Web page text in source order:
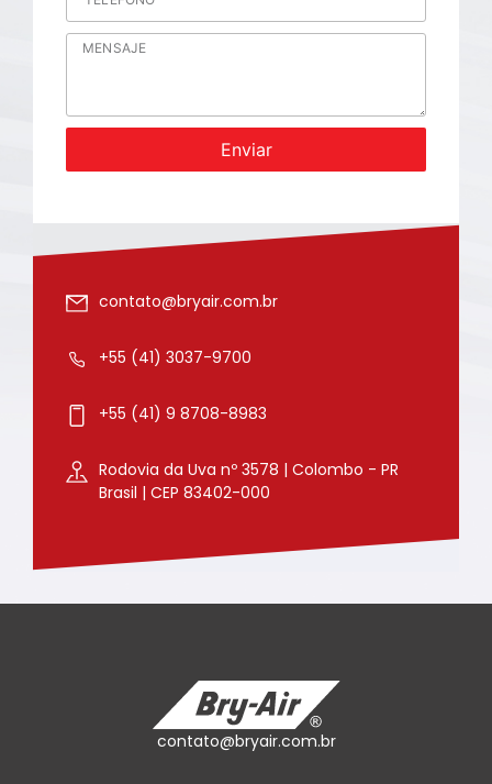
Enviar
contato@bryair.com.br
+55 (41) 3037-9700
+55 (41) 9 8708-8983
Rodovia da Uva nº 3578 | Colombo - PR
Brasil | CEP 83402-000
contato@bryair.com.br